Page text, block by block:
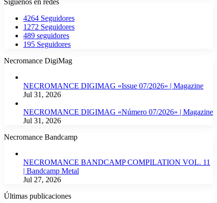
4264 Seguidores
1272 Seguidores
489 seguidores
195 Seguidores
Necromance DigiMag
NECROMANCE DIGIMAG «Issue 07/2026» | Magazine
Jul 31, 2026
NECROMANCE DIGIMAG «Número 07/2026» | Magazine
Jul 31, 2026
Necromance Bandcamp
NECROMANCE BANDCAMP COMPILATION VOL. 11
| Bandcamp Metal
Jul 27, 2026
Últimas publicaciones